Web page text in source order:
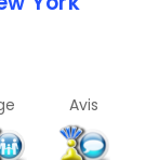
Avis